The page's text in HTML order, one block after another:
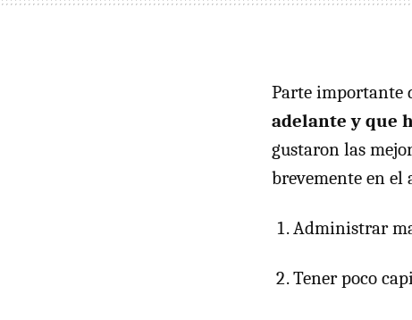
Parte importante
adelante y que
gustaron las
brevemente en
Administrar
Tener poco